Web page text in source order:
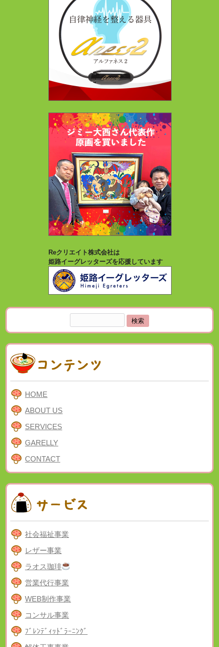
Reクリエイト株式会社は
姫路イーグレッターズを応援しています
索:
HOME
ABOUT US
SERVICES
GARELLY
CONTACT
社会福祉事業
レザー事業
ラオス珈琲
営業代行事業
WEB制作事業
コンサル事業
ﾌﾞﾚﾝﾃﾞｨｯﾄﾞﾗｰﾆﾝｸﾞ